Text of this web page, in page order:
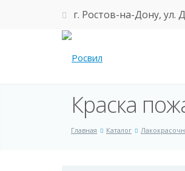
г. Ростов-на-Дону, ул.
Краска
Главная Каталог